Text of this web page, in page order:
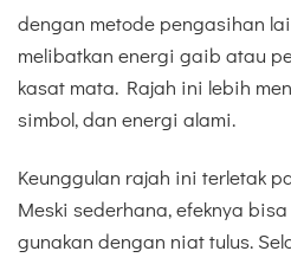
dengan metode pengasihan
melibatkan energi gaib atau
kasat mata. Rajah ini lebih
simbol, dan energi alami.
Keunggulan rajah ini terletak
Meski sederhana, efeknya
gunakan dengan niat tulus.